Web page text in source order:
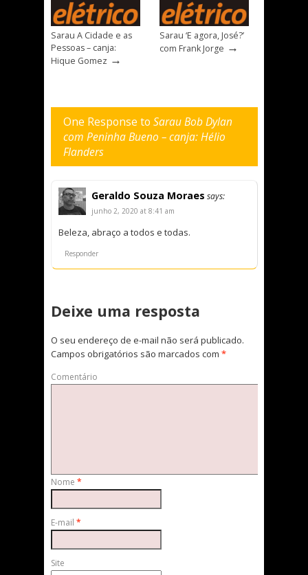
Sarau A Cidade e as
Pessoas – canja:
Hique Gomez →
Sarau ‘E agora, José?’
com Frank Jorge →
One Response to Sarau Bob Dylan
com Peninha Bueno – canja: Hélio
Flanders
Geraldo Souza Moraes says:
junho 2, 2020 at 8:41 am
Beleza, abraço a todos e todas.
Responder
Deixe uma resposta
O seu endereço de e-mail não será publicado.
Campos obrigatórios são marcados com *
Comentário
Nome *
E-mail *
Site